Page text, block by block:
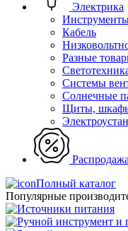
Электрика
Кабель
Разные
Системы
Солнечные
Щиты,
Распродажа
Полный каталог
Популярные